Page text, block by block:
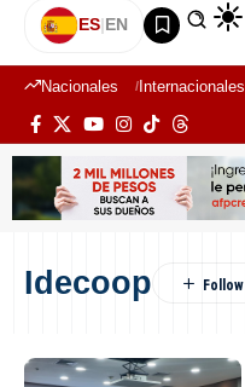
ES|EN
Nacionales Internacionales
Idecoop